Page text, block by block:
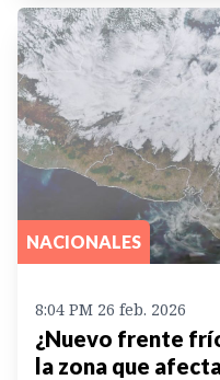
NACIONALES
8:04 PM 26 feb. 2026
¿Nuevo frente
la zona que